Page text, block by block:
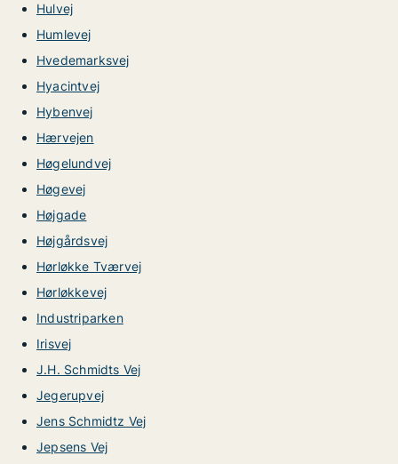
Hulvej
Humlevej
Hvedemarksvej
Hyacintvej
Hybenvej
Hærvejen
Høgelundvej
Høgevej
Højgade
Højgårdsvej
Hørløkke Tværvej
Hørløkkevej
Industriparken
Irisvej
J.H. Schmidts Vej
Jegerupvej
Jens Schmidtz Vej
Jepsens Vej